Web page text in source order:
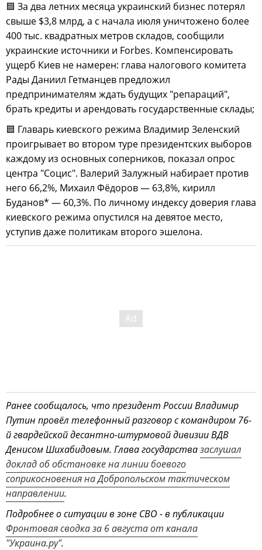
🟦 За два летних месяца украинский бизнес потерял
свыше $3,8 млрд, а с начала июля уничтожено более
400 тыс. квадратных метров складов, сообщили
украинские источники и Forbes. Компенсировать
ущерб Киев не намерен: глава налогового комитета
Рады Даниил Гетманцев предложил
предпринимателям ждать будущих "репараций",
брать кредиты и арендовать государственные склады;
🟦 Главарь киевского режима Владимир Зеленский
проигрывает во втором туре президентских выборов
каждому из основных соперников, показал опрос
центра "Социс". Валерий Залужный набирает против
него 66,2%, Михаил Фёдоров — 63,8%, кирилл
Буданов* — 60,3%. По личному индексу доверия глава
киевского режима опустился на девятое место,
уступив даже политикам второго эшелона.
Ранее сообщалось, что президент России Владимир
Путин провёл телефонный разговор с командиром 76-
й гвардейской десантно-штурмовой дивизии ВДВ
Денисом Шихабидовым. Глава государствазаслушал
доклад об обстановке на линии боевого
соприкосновения на Добропольском тактическом
направлении.
Подробнее о ситуации в зоне СВО - в публикации
Фронтовая сводка за 6 августа от канала
"Украина.ру".